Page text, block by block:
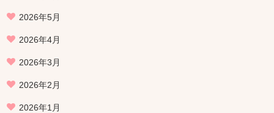
2026年5月
2026年4月
2026年3月
2026年2月
2026年1月